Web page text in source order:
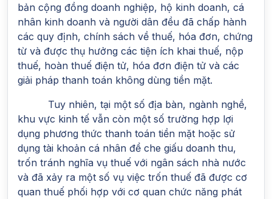
bản cộng đồng doanh nghiệp, hộ kinh doanh, cá
nhân kinh doanh và người dân đều đã chấp hành
các quy định, chính sách về thuế, hóa đơn, chứng
từ và được thụ hưởng các tiện ích khai thuế, nộp
thuế, hoàn thuế điện tử, hóa đơn điện tử và các
giải pháp thanh toán không dùng tiền mặt.
Tuy nhiên, tại một số địa bàn, ngành nghề,
khu vực kinh tế vẫn còn một số trường hợp lợi
dụng phương thức thanh toán tiền mặt hoặc sử
dụng tài khoản cá nhân để che giấu doanh thu,
trốn tránh nghĩa vụ thuế với ngân sách nhà nước
và đã xảy ra một số vụ việc trốn thuế đã được cơ
quan thuế phối hợp với cơ quan chức năng phát